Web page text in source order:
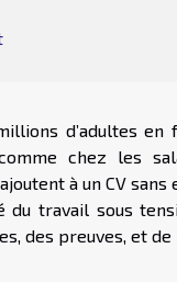
d’adultes
chez les
à un CV
travail sous
des preuves, et de